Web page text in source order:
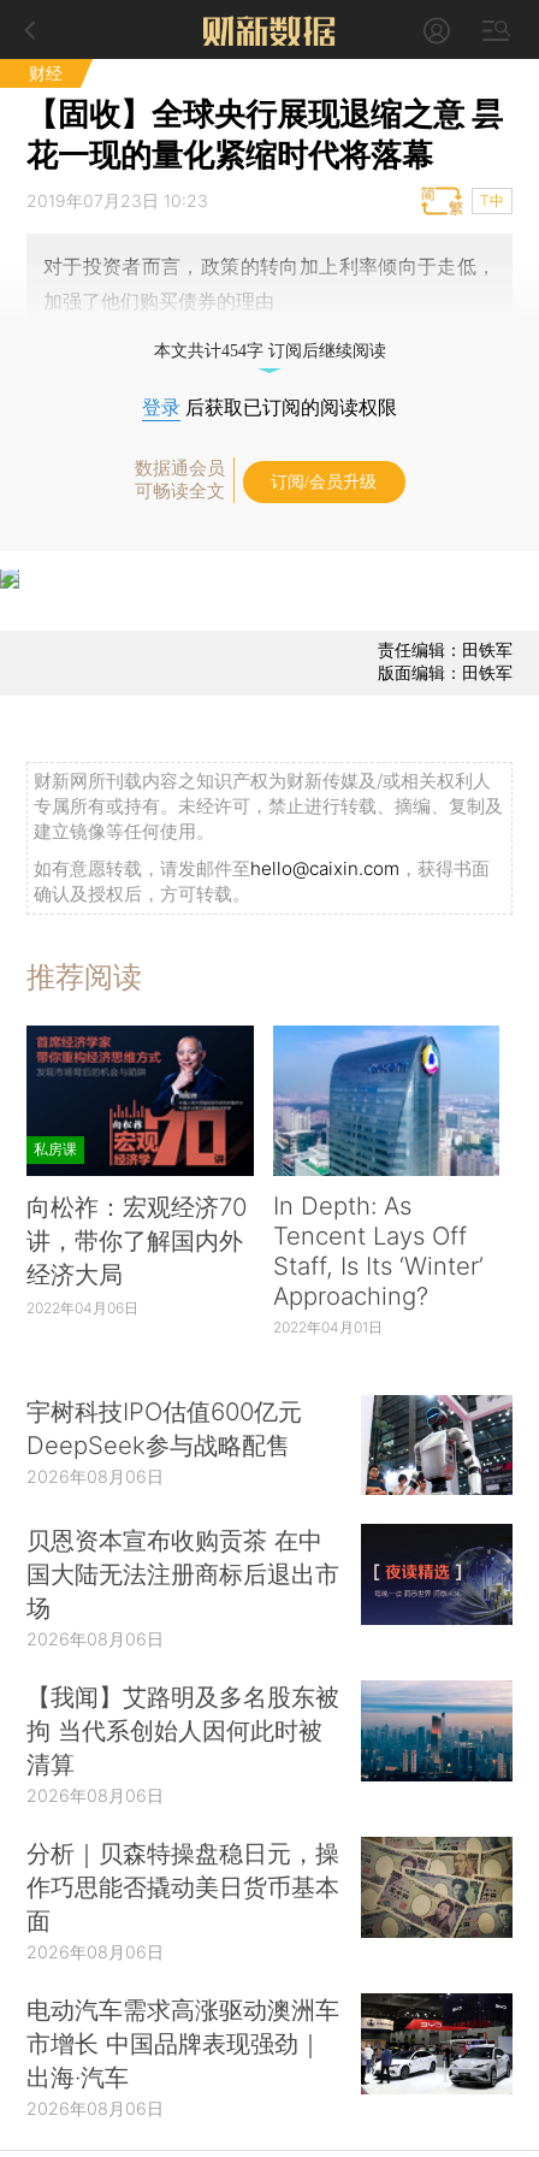
财经
【固收】全球央行展现退缩之意 昙
花一现的量化紧缩时代将落幕
2019年07月23日 10:23 T中
对于投资者而言，政策的转向加上利率倾向于走低，
加强了他们购买债券的理由
本文共计454字 订阅后继续阅读
登录 后获取已订阅的阅读权限
数据通会员
可畅读全文
订阅/会员升级
责任编辑：田铁军
版面编辑：田铁军
财新网所刊载内容之知识产权为财新传媒及/或相关权利人
专属所有或持有。未经许可，禁止进行转载、摘编、复制及
建立镜像等任何使用。
如有意愿转载，请发邮件至hello@caixin.com ，获得书面
确认及授权后，方可转载。
推荐阅读
私房课
向松祚：宏观经济70
讲，带你了解国内外
经济大局
2022年04月06日
In Depth: As
Tencent Lays Off
Staff, Is Its ‘Winter’
Approaching?
2022年04月01日
宇树科技IPO估值600亿元
DeepSeek参与战略配售
2026年08月06日
贝恩资本宣布收购贡茶 在中
国大陆无法注册商标后退出市
场
2026年08月06日
【我闻】艾路明及多名股东被
拘 当代系创始人因何此时被
清算
2026年08月06日
分析｜贝森特操盘稳日元，操
作巧思能否撬动美日货币基本
面
2026年08月06日
电动汽车需求高涨驱动澳洲车
市增长 中国品牌表现强劲｜
出海·汽车
2026年08月06日